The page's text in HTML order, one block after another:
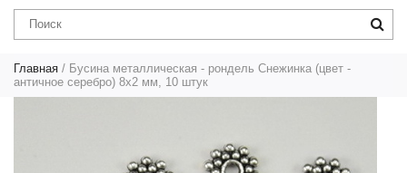
Главная / Бусина металлическая - рондель Снежинка (цвет -
античное серебро) 8х2 мм, 10 штук